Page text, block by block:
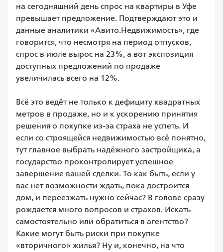
на сегодняшний день спрос на квартиры в Уфе
превышает предложение. Подтверждают это и
данные аналитики «Авито.Недвижимость», где
говорится, что несмотря на период отпусков,
спрос в июле вырос на 23%, а вот экспозиция
доступных предложений по продаже
увеличилась всего на 12%.
Всё это ведёт не только к дефициту квадратных
метров в продаже, но и к ускорению принятия
решения о покупке из-за страха не успеть. И
если со строящейся недвижимостью всё понятно,
тут главное выбрать надёжного застройщика, а
государство проконтролирует успешное
завершение вашей сделки. То как быть, если у
вас нет возможности ждать, пока достроится
дом, и переезжать нужно сейчас? В голове сразу
рождается много вопросов и страхов. Искать
самостоятельно или обратиться в агентство?
Какие могут быть риски при покупке
«вторичного» жилья? Ну и, конечно, на что